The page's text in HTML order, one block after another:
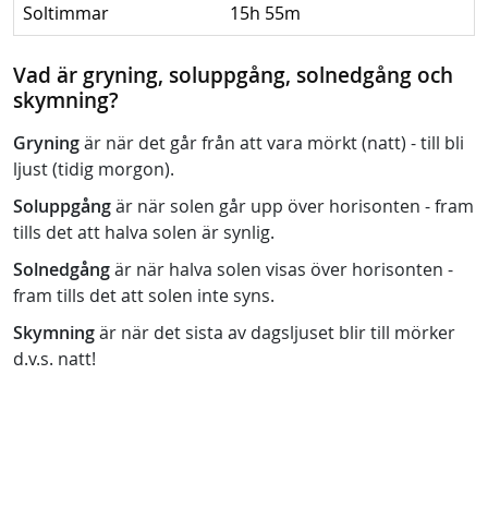
Soltimmar
15h 55m
Vad är gryning, soluppgång, solnedgång och
skymning?
Gryningär när det går från att vara mörkt (natt) - till bli
ljust (tidig morgon).
Soluppgångär när solen går upp över horisonten - fram
tills det att halva solen är synlig.
Solnedgångär när halva solen visas över horisonten -
fram tills det att solen inte syns.
Skymningär när det sista av dagsljuset blir till mörker
d.v.s. natt!